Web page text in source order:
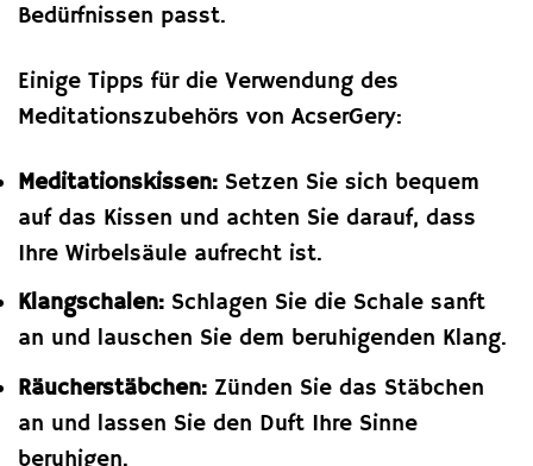
Bedürfnissen passt.
Einige Tipps für die Verwendung des
Meditationszubehörs von AcserGery:
Meditationskissen: Setzen Sie sich bequem
auf das Kissen und achten Sie darauf, dass
Ihre Wirbelsäule aufrecht ist.
Klangschalen: Schlagen Sie die Schale sanft
an und lauschen Sie dem beruhigenden Klang.
Räucherstäbchen: Zünden Sie das Stäbchen
an und lassen Sie den Duft Ihre Sinne
beruhigen.